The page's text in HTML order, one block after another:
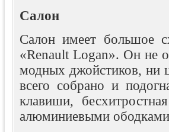
Салон
Салон имеет большое
«Renault Logan». Он не
модных джойстиков, ни
всего собрано и
клавиши,
алюминиевыми